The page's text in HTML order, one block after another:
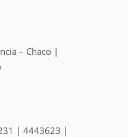
– Chaco |
| 4443623 |